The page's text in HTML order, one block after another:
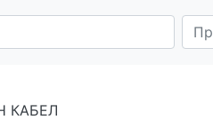
КАБЕЛ